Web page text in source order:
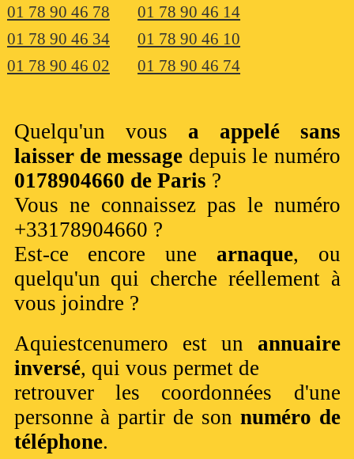
01 78 90 46 78
01 78 90 46 14
01 78 90 46 34
01 78 90 46 10
01 78 90 46 02
01 78 90 46 74
Quelqu'un vous a appelé sans
laisser de message depuis le numéro
0178904660 de Paris ?
Vous ne connaissez pas le numéro
+33178904660 ?
Est-ce encore une arnaque, ou
quelqu'un qui cherche réellement à
vous joindre ?
Aquiestcenumero est un annuaire
inversé, qui vous permet de
retrouver les coordonnées d'une
personne à partir de son numéro de
téléphone.